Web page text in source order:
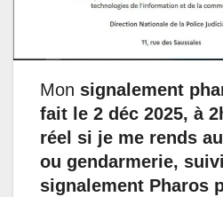
Mon signalement
fait le 2 déc 2025, à
réel si je me rends
ou gendarmerie,
signalement Pharos